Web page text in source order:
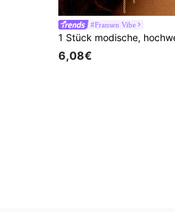
#Fransen Vibe
6,08€